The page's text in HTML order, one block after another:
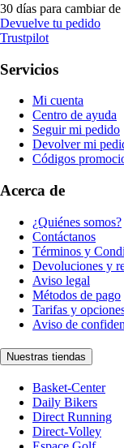
30 días para cambiar
Devuelve tu pedido
Trustpilot
Servicios
Mi cuenta
Centro de ayuda
Seguir mi pedido
Devolver mi
Códigos
Acerca de
¿Quiénes somos?
Contáctanos
Términos y
Devoluciones y
Aviso legal
Métodos de pago
Tarifas y
Aviso de
Nuestras tiendas
Basket-Center
Daily Bikers
Direct Running
Direct-Volley